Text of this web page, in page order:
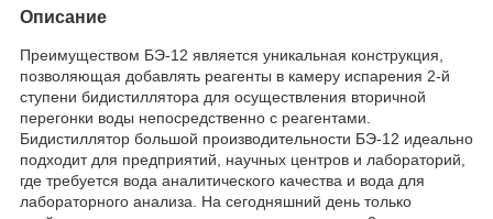
Описание
Преимуществом БЭ-12 является уникальная конструкция,
позволяющая добавлять реагенты в камеру испарения 2-й
ступени бидистиллятора для осуществления вторичной
перегонки воды непосредственно с реагентами.
Бидистиллятор большой производительности БЭ-12 идеально
подходит для предприятий, научных центров и лабораторий,
где требуется вода аналитического качества и вода для
лабораторного анализа. На сегодняшний день только